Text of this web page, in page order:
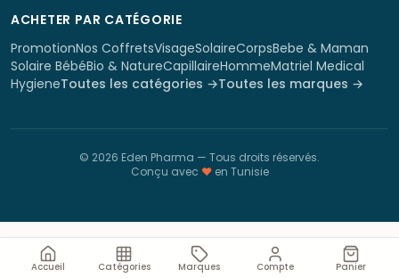
ACHETER PAR CATÉGORIE
PromotionNos CoffretsVisageSolaireCorpsBebe & Maman
Solaire BébéBio & NatureCapillaireHommeMatriel Medical
HygieneToutes les catégories →Toutes les marques →
© 2026 Eden Pharma — Tous droits réservés.
Conçu avec ♥en Tunisie
Accueil Catégories Marques Compte Panier